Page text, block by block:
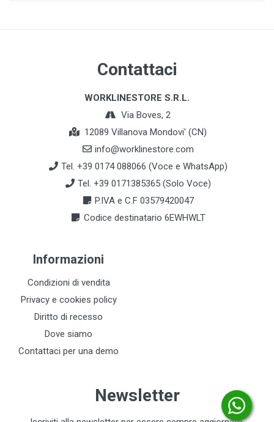
Contattaci
WORKLINESTORE S.R.L.
Via Boves, 2
12089 Villanova Mondovi' (CN)
info@worklinestore.com
Tel. +39 0174 088066 (Voce e WhatsApp)
Tel. +39 0171385365 (Solo Voce)
P.IVA e C.F 03579420047
Codice destinatario 6EWHWLT
Informazioni
Condizioni di vendita
Privacy e cookies policy
Diritto di recesso
Dove siamo
Contattaci per una demo
Newsletter